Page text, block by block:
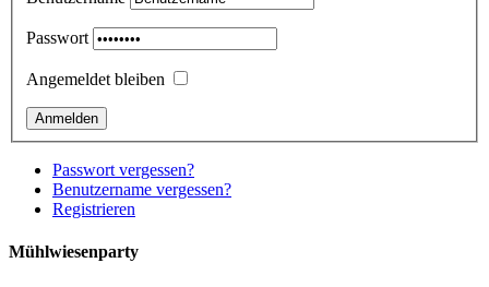
Passwort
Angemeldet bleiben
Passwort vergessen?
Benutzername vergessen?
Registrieren
Mühlwiesenparty